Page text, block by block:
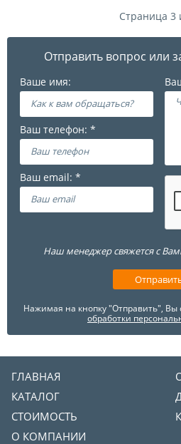
Страница 3
Отправить вопрос или
Наш менеджер свяжется с
Нажимая на кнопку "Отправить", Вы
обработки
ГЛАВНАЯ
КАТАЛОГ
СТОИМОСТЬ
О КОМПАНИИ